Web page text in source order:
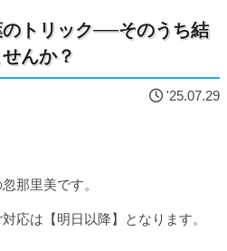
のトリック──そのうち結
んか？
'25.07.29
那里美です。
応は【明日以降】となります。